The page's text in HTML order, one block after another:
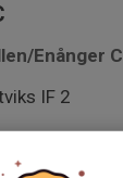
Enånger C
IF 2